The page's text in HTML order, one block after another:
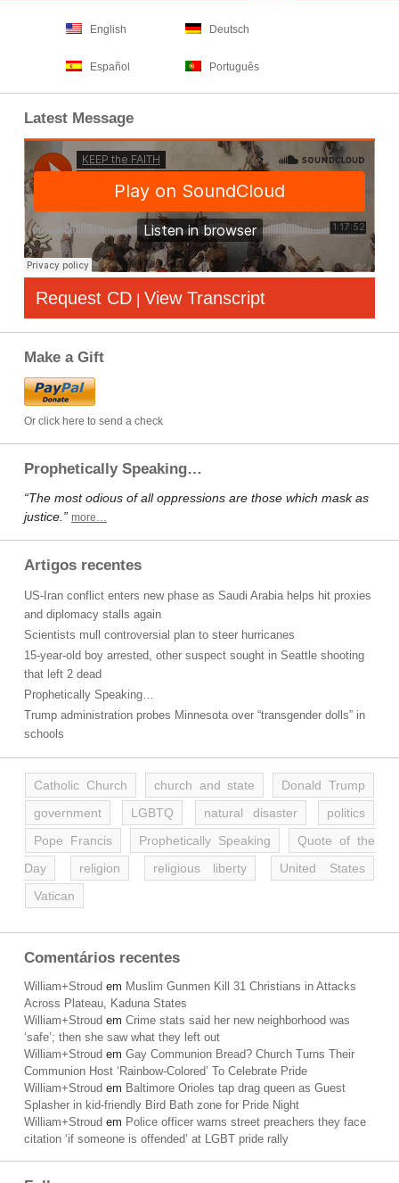
English Deutsch
Español Português
Latest Message
Request CD | View Transcript
Make a Gift
Or click here to send a check
Prophetically Speaking…
“The most odious of all oppressions are those which mask as
justice.” more…
Artigos recentes
US-Iran conflict enters new phase as Saudi Arabia helps hit proxies
and diplomacy stalls again
Scientists mull controversial plan to steer hurricanes
15-year-old boy arrested, other suspect sought in Seattle shooting
that left 2 dead
Prophetically Speaking…
Trump administration probes Minnesota over “transgender dolls” in
schools
Catholic Church church and state
Donald Trump
government
LGBTQ natural disaster
politics
Pope Francis
Prophetically Speaking
Quote of the
Day
religion religious liberty
United States
Vatican
Comentários recentes
William+Stroud em Muslim Gunmen Kill 31 Christians in Attacks
Across Plateau, Kaduna States
William+Stroud em Crime stats said her new neighborhood was
‘safe’; then she saw what they left out
William+Stroud em Gay Communion Bread? Church Turns Their
Communion Host ‘Rainbow-Colored’ To Celebrate Pride
William+Stroud em Baltimore Orioles tap drag queen as Guest
Splasher in kid-friendly Bird Bath zone for Pride Night
William+Stroud em Police officer warns street preachers they face
citation ‘if someone is offended’ at LGBT pride rally